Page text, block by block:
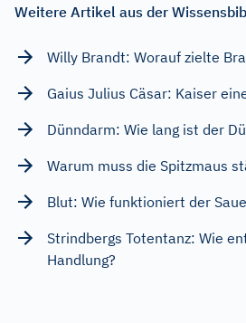
Weitere Artikel aus der
Willy Brandt: Worauf zielte
Gaius Julius Cäsar: Kaiser
Dünndarm: Wie lang ist der
Warum muss die Spitzmaus
Blut: Wie funktioniert der
Strindbergs Totentanz: Wie
Handlung?